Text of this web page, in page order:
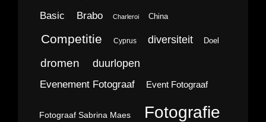
Basic Brabo Charleroi China
Competitie Cyprus diversiteit Doel
dromen duurlopen
Evenement Fotograaf Event Fotograaf
Fotograaf Sabrina Maes Fotografie